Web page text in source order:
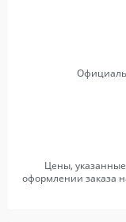
Цены,
оформлении заказа